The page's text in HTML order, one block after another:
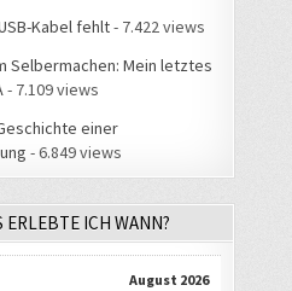
Kabel fehlt- 7.422 views
Selbermachen: Mein letztes
- 7.109 views
einer
- 6.849 views
ERLEBTE ICH WANN?
August 2026